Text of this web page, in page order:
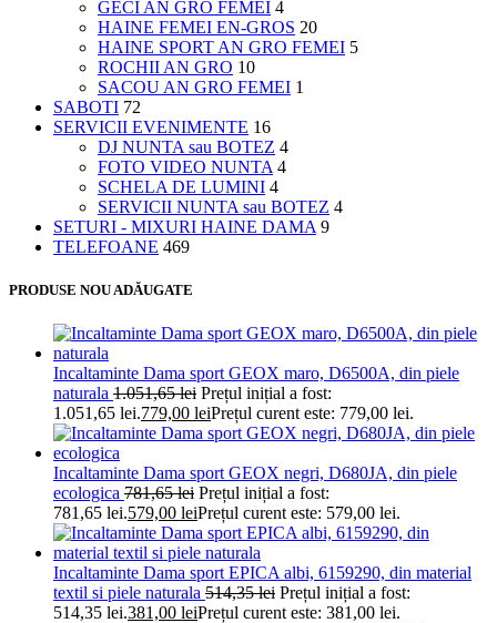
GECI AN GRO FEMEI 4
HAINE FEMEI EN-GROS 20
HAINE SPORT AN GRO FEMEI 5
ROCHII AN GRO 10
SACOU AN GRO FEMEI 1
SABOTI 72
SERVICII EVENIMENTE 16
DJ NUNTA sau BOTEZ 4
FOTO VIDEO NUNTA 4
SCHELA DE LUMINI 4
SERVICII NUNTA sau BOTEZ 4
SETURI - MIXURI HAINE DAMA 9
TELEFOANE 469
PRODUSE NOU ADĂUGATE
Incaltaminte Dama sport GEOX maro, D6500A, din piele
naturala 1.051,65lei Prețul inițial a fost:
1.051,65 lei.779,00 leiPrețul curent este: 779,00 lei.
Incaltaminte Dama sport GEOX negri, D680JA, din piele
ecologica 781,65lei Prețul inițial a fost:
781,65 lei.579,00 leiPrețul curent este: 579,00 lei.
Incaltaminte Dama sport EPICA albi, 6159290, din material
textil si piele naturala 514,35lei Prețul inițial a fost:
514,35 lei.381,00 leiPrețul curent este: 381,00 lei.